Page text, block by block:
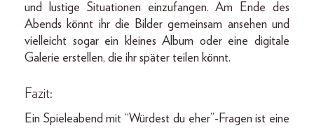
und lustige Situationen einzufangen. Am Ende des
Abends könnt ihr die Bilder gemeinsam ansehen und
vielleicht sogar ein kleines Album oder eine digitale
Galerie erstellen, die ihr später teilen könnt.
Fazit:
Ein Spieleabend mit “Würdest du eher”-Fragen ist eine